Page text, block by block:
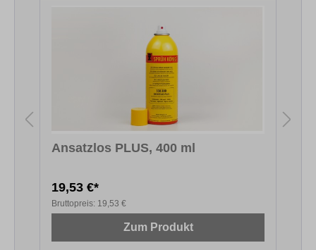
Ansatzlos PLUS, 400 ml
19,53 €*
Bruttopreis: 19,53 €
Zum Produkt